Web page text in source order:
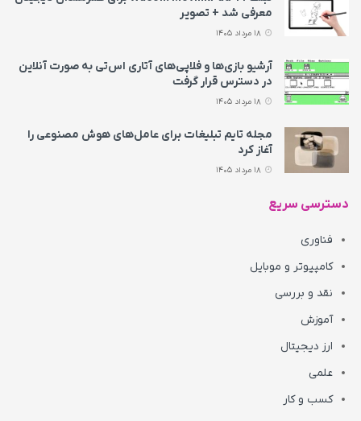
معرفی شد + تصویر
آرشیو بازی‌ها و فلاپی‌های آتاری اس‌تی به‌ صورت آنلاین
در دسترس قرار گرفت
مجله تایم تبلیغات برای عامل‌های هوش مصنوعی را
آغاز کرد
دسترسی سریع
فناوری
کامپیوتر و موبایل
نقد و بررسی
آموزش
ارز دیجیتال
علمی
کسب و کار